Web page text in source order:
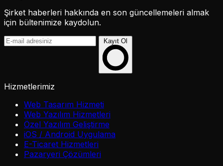
Şirket haberleri hakkında en son güncellemeleri almak
için bültenimize kaydolun.
Kayıt Ol
Hizmetlerimiz
Web Tasarım Hizmeti
Web Yazılım Hizmetleri
Özel Yazılım Geliştirme
iOS / Android Uygulama
E-Ticaret Hizmetleri
Pazaryeri Çözümleri